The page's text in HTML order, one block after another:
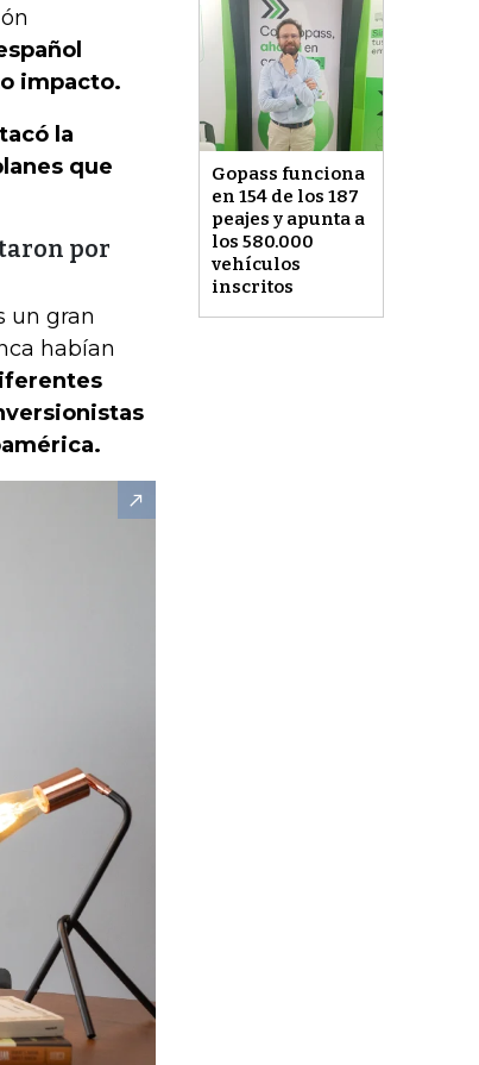
Gopass funciona
en 154 de los 187
peajes y apunta a
los 580.000
vehículos
inscritos
impacto.
la
que
por
un gran
habían